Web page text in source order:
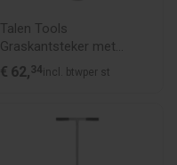
Talen Tools
Graskantsteker met
opstap 100 cm
€ 62, 34 incl. btwper st